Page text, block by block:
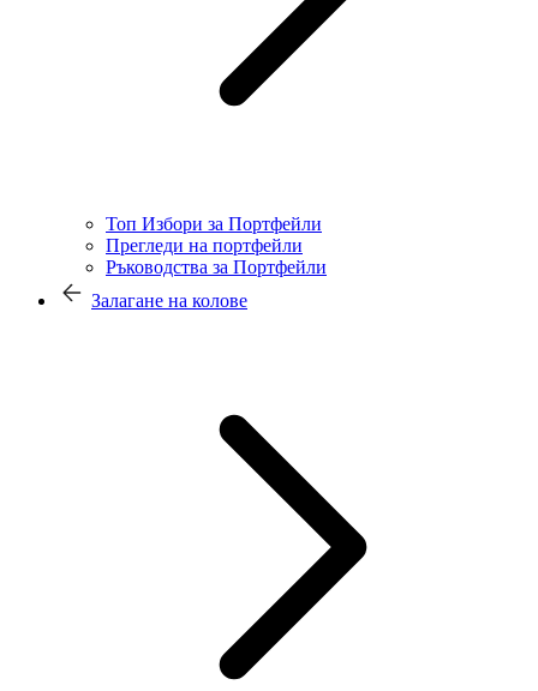
Топ Избори за Портфейли
Прегледи на портфейли
Ръководства за Портфейли
Залагане на колове